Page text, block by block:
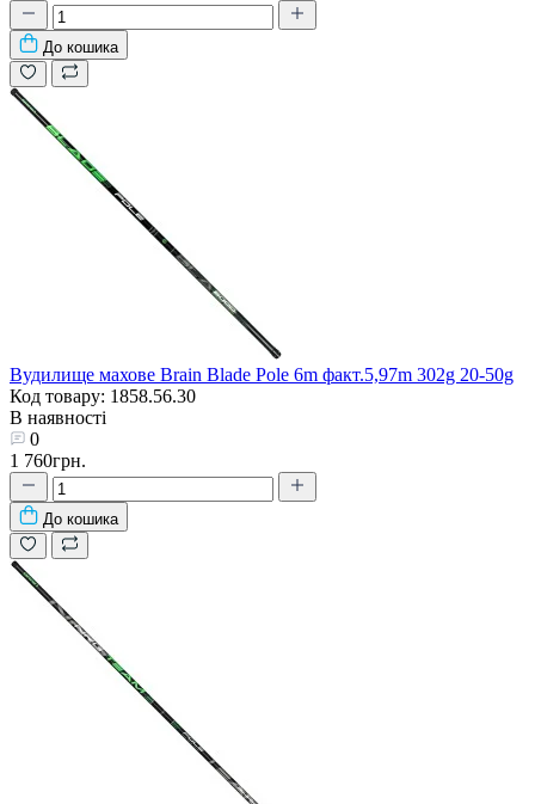
До кошика
Вудилище махове Brain Blade Pole 6m факт.5,97m 302g 20-50g
Код товару: 1858.56.30
В наявності
0
1 760грн.
До кошика